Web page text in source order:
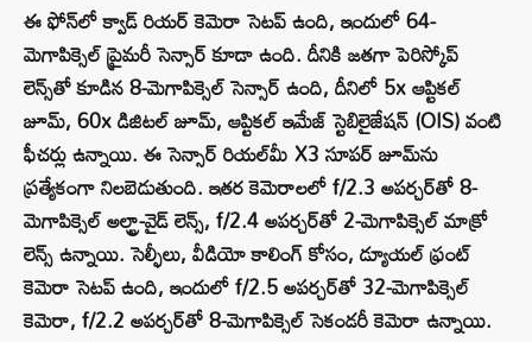
ఈ ఫోన్‌లో క్వాడ్ రియర్ కెమెరా సెటప్ ఉంది, ఇందులో 64-
మెగాపిక్సెల్ ప్రైమరీ సెన్సార్ కూడా ఉంది. దీనికి జతగా పెరిస్కోప్
లెన్స్‌తో కూడిన 8-మెగాపిక్సెల్ సెన్సార్ ఉంది, దీనిలో 5x ఆప్టికల్
జూమ్, 60x డిజిటల్ జూమ్, ఆప్టికల్ ఇమేజ్ స్టెబిలైజేషన్ (OIS) వంటి
ఫీచర్లు ఉన్నాయి. ఈ సెన్సార్ రియల్‌మీ X3 సూపర్ జూమ్‌ను
ప్రత్యేకంగా నిలబెడుతుంది. ఇతర కెమెరాలలో f/2.3 అపర్చర్‌తో 8-
మెగాపిక్సెల్ అల్ట్రా-వైడ్ లెన్స్, f/2.4 అపర్చర్‌తో 2-మెగాపిక్సెల్ మాక్రో
లెన్స్ ఉన్నాయి. సెల్ఫీలు, వీడియో కాలింగ్ కోసం, డ్యూయల్ ఫ్రంట్
కెమెరా సెటప్ ఉంది, ఇందులో f/2.5 అపర్చర్‌తో 32-మెగాపిక్సెల్
కెమెరా, f/2.2 అపర్చర్‌తో 8-మెగాపిక్సెల్ సెకండరీ కెమెరా ఉన్నాయి.